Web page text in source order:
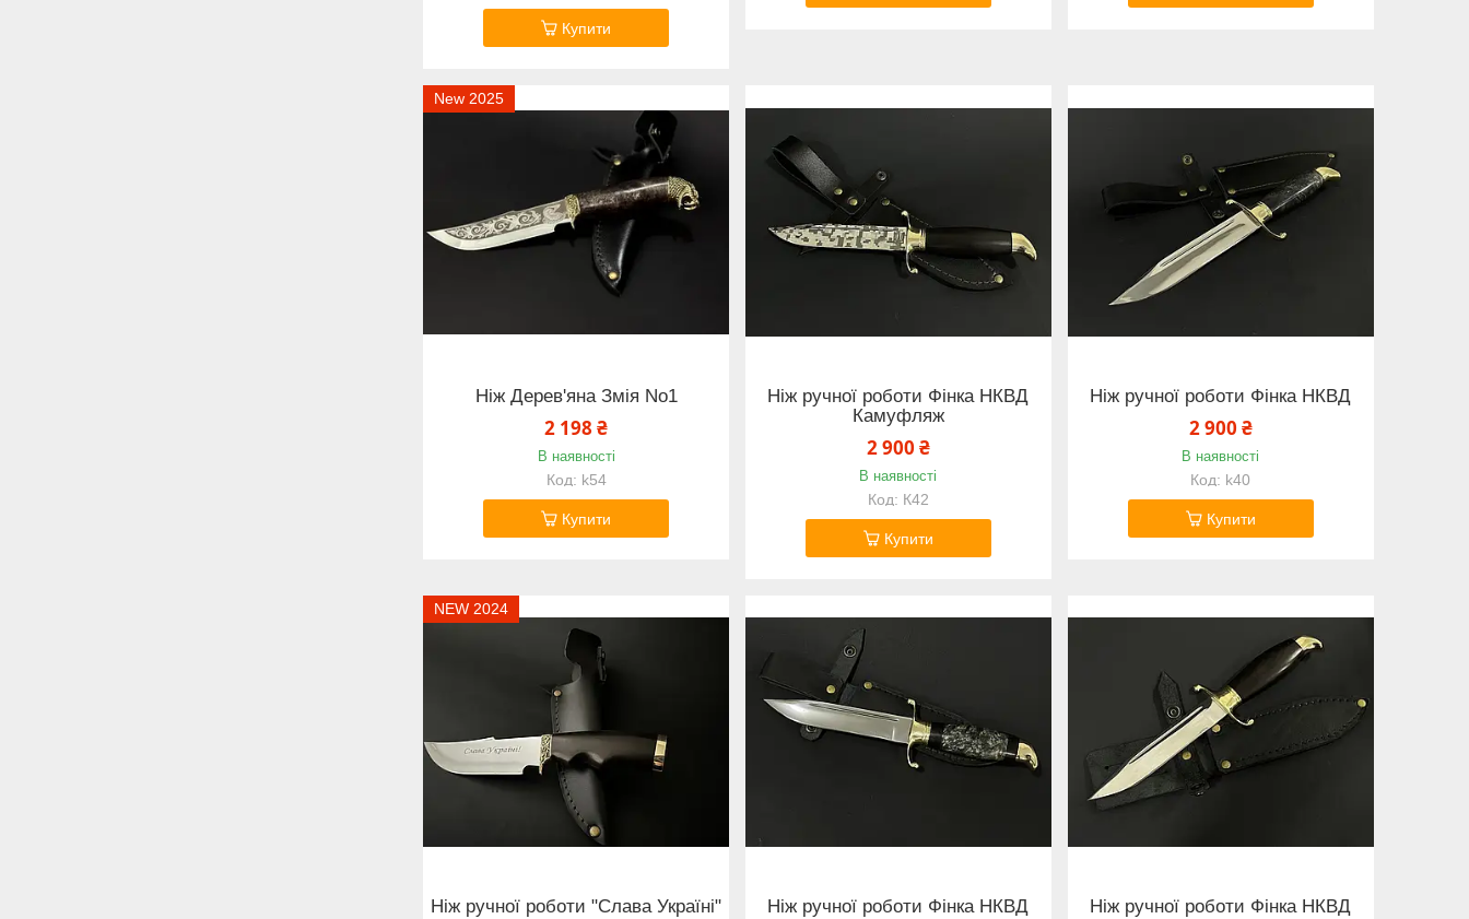
Купити
New 2025
Ніж Дерев'яна Змія No1
2 198 ₴
В наявності
k54
Купити
Ніж ручної роботи Фінка НКВД
Камуфляж
2 900 ₴
В наявності
К42
Купити
Ніж ручної роботи Фінка НКВД
2 900 ₴
В наявності
k40
Купити
NEW 2024
Ніж ручної роботи "Слава Україні" Ніж ручної роботи Фінка НКВД Ніж ручної роботи Фінка НКВД